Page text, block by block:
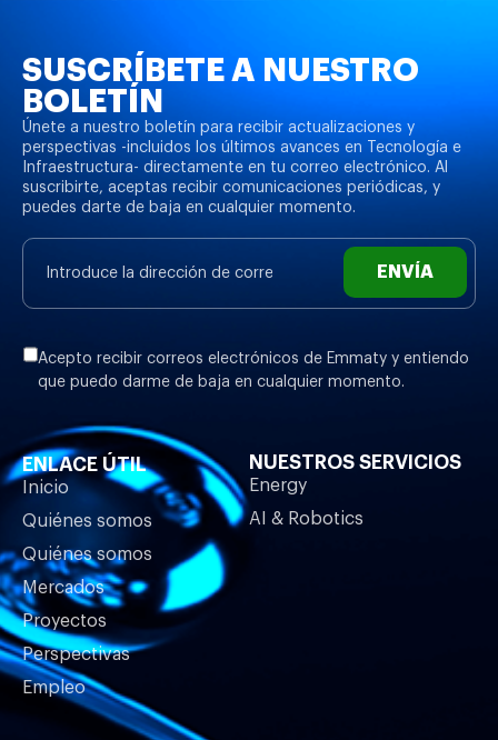
SUSCRÍBETE A NUESTRO
BOLETÍN
Únete a nuestro boletín para recibir actualizaciones y
perspectivas -incluidos los últimos avances en Tecnología e
Infraestructura- directamente en tu correo electrónico. Al
suscribirte, aceptas recibir comunicaciones periódicas, y
puedes darte de baja en cualquier momento.
Acepto recibir correos electrónicos de Emmaty y entiendo
que puedo darme de baja en cualquier momento.
ENVÍA
ENLACE ÚTIL
Inicio
Quiénes somos
Quiénes somos
Mercados
Proyectos
Perspectivas
Empleo
NUESTROS SERVICIOS
Energy
AI & Robotics